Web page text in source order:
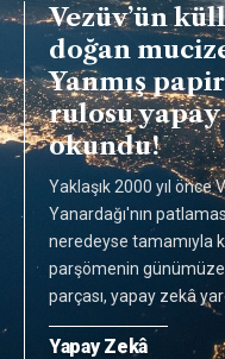
Vezüv’ün
doğan
Yanmış
rulosu yapay
okundu!
Yaklaşık 2000 yıl önce
Yanardağı'nın
neredeyse tamamıyla
parşömenin
parçası, yapay zekâ
Yapay Zekâ